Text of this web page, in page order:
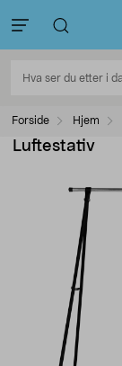
Forside Hjem
Luftestativ